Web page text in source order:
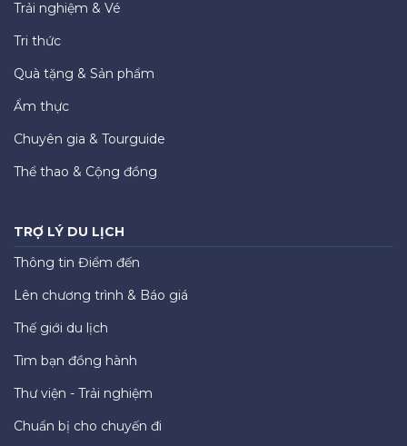
Trải nghiệm & Vé
Tri thức
Quà tặng & Sản phẩm
Ẩm thực
Chuyên gia & Tourguide
Thể thao & Cộng đồng
TRỢ LÝ DU LỊCH
Thông tin Điểm đến
Lên chương trình & Báo giá
Thế giới du lịch
Tìm bạn đồng hành
Thư viện - Trải nghiệm
Chuẩn bị cho chuyến đi